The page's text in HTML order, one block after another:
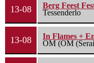
13-08
Berg Feest
Tessenderlo
13-08
In Flames +
OM (OM